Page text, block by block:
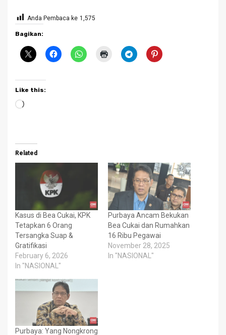
Anda Pembaca ke 1,575
Bagikan:
Like this:
Loading…
Related
Kasus di Bea Cukai, KPK
Tetapkan 6 Orang
Tersangka Suap &
Gratifikasi
February 6, 2026
In "NASIONAL"
Purbaya Ancam Bekukan
Bea Cukai dan Rumahkan
16 Ribu Pegawai
November 28, 2025
In "NASIONAL"
Purbaya: Yang Nongkrong